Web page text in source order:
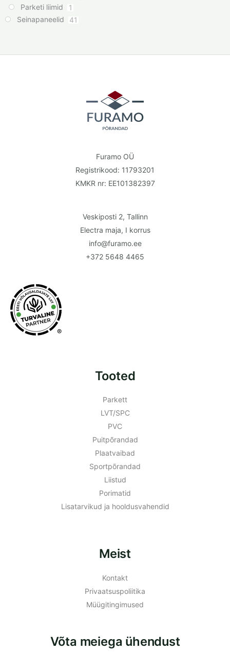
Parketi liimid
1
Seinapaneelid
41
Furamo OÜ
Registrikood: 11793201
KMKR nr: EE101382397
Veskiposti 2, Tallinn
Electra maja, I korrus
info@furamo.ee
+372 5648 4465
®
Tooted
Parkett
LVT/SPC
PVC
Puitpõrandad
Plaatvaibad
Sportpõrandad
Liistud
Porimatid
Lisatarvikud ja hooldusvahendid
Meist
Kontakt
Privaatsuspoliitika
Müügitingimused
Võta meiega ühendust